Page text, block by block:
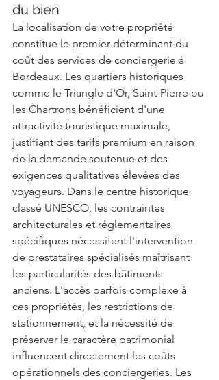
du bien
La localisation de votre propriété
constitue le premier déterminant du
coût des services de conciergerie à
Bordeaux. Les quartiers historiques
comme le Triangle d'Or, Saint-Pierre ou
les Chartrons bénéficient d'une
attractivité touristique maximale,
justifiant des tarifs premium en raison
de la demande soutenue et des
exigences qualitatives élevées des
voyageurs. Dans le centre historique
classé UNESCO, les contraintes
architecturales et réglementaires
spécifiques nécessitent l'intervention
de prestataires spécialisés maîtrisant
les particularités des bâtiments
anciens. L'accès parfois complexe à
ces propriétés, les restrictions de
stationnement, et la nécessité de
préserver le caractère patrimonial
influencent directement les coûts
opérationnels des conciergeries. Les